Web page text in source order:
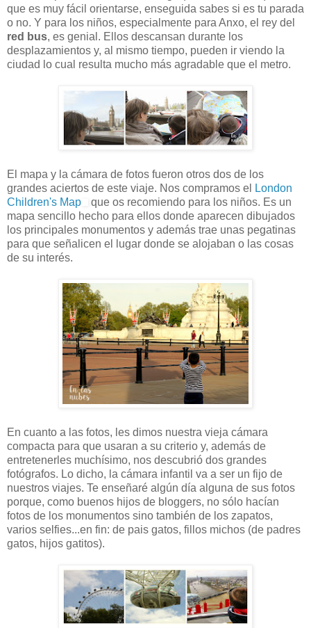
que es muy fácil orientarse, enseguida sabes si es tu parada
o no. Y para los niños, especialmente para Anxo, el rey del
red bus, es genial. Ellos descansan durante los
desplazamientos y, al mismo tiempo, pueden ir viendo la
ciudad lo cual resulta mucho más agradable que el metro.
El mapa y la cámara de fotos fueron otros dos de los
grandes aciertos de este viaje. Nos compramos el
London
Children's Map
que os recomiendo para los niños. Es un
mapa sencillo hecho para ellos donde aparecen dibujados
los principales monumentos y además trae unas pegatinas
para que señalicen el lugar donde se alojaban o las cosas
de su interés.
En cuanto a las fotos, les dimos nuestra vieja cámara
compacta para que usaran a su criterio y, además de
entretenerles muchísimo, nos descubrió dos grandes
fotógrafos. Lo dicho, la cámara infantil va a ser un fijo de
nuestros viajes. Te enseñaré algún día alguna de sus fotos
porque, como buenos hijos de bloggers, no sólo hacían
fotos de los monumentos sino también de los zapatos,
varios selfies...en fin: de pais gatos, fillos michos (de padres
gatos, hijos gatitos).